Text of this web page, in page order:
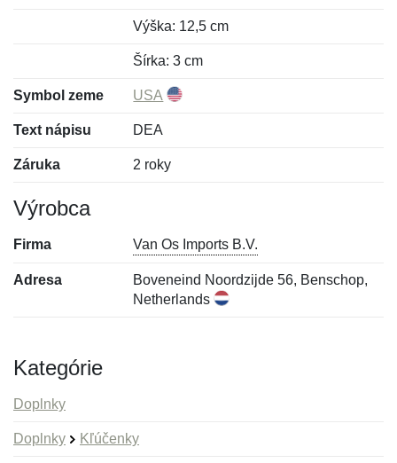
Výška: 12,5 cm
Šírka: 3 cm
Symbol zeme USA
Text nápisu DEA
Záruka 2 roky
Výrobca
Firma Van Os Imports B.V.
Adresa
Boveneind Noordzijde 56, Benschop,
Netherlands
Kategórie
Doplnky
Doplnky Kľúčenky